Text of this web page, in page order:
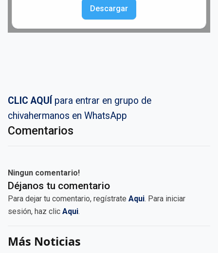
Descargar
CLIC AQUÍ para entrar en grupo de
chivahermanos en WhatsApp
Comentarios
Ningun comentario!
Déjanos tu comentario
Para dejar tu comentario, regístrate Aqui. Para iniciar
sesión, haz clic Aqui.
Más Noticias